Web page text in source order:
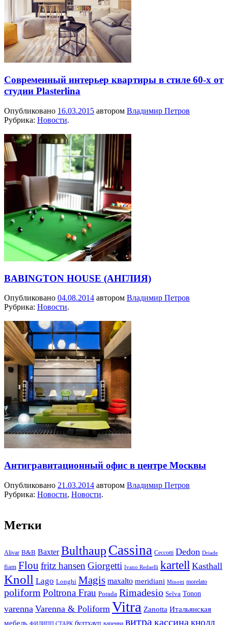
Современный интерьер квартиры в стиле 60-х от
студии Plasterlina
Опубликовано 16.03.2015 автором Владимир Петров
Рубрика: Новости.
BABINGTON HOUSE (АНГЛИЯ)
Опубликовано 04.08.2014 автором Владимир Петров
Рубрика: Новости.
Антигравитационный офис в центре Москвы
Опубликовано 21.03.2014 автором Владимир Петров
Рубрика: Новости, Новости.
Метки
Alivar B&B Baxter Bulthaup Cassina Ceccotti Dedon Driade
fiam Flou fritz hansen Giorgetti Ivano Redaelli kartell Kasthall
Knoll Lago Longhi Magis maxalto meridiani Minotti morelato
poliform Poltrona Frau Porada Rimadesio Selva Tonon
varenna Varenna & Poliform Vitra Zanotta Итальянская
мебель ФИЛИПП СТАРК бултхауп варенна витра кассина кнолл